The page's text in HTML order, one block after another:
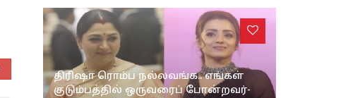
திரிஷா ரொம்ப நல்லவங்க.. எங்கள்
குடும்பத்தில் ஒருவரைப் போன்றவர்-